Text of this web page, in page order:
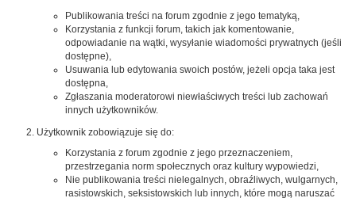
Publikowania treści na forum zgodnie z jego tematyką,
Korzystania z funkcji forum, takich jak komentowanie,
odpowiadanie na wątki, wysyłanie wiadomości prywatnych (jeśli
dostępne),
Usuwania lub edytowania swoich postów, jeżeli opcja taka jest
dostępna,
Zgłaszania moderatorowi niewłaściwych treści lub zachowań
innych użytkowników.
Użytkownik zobowiązuje się do:
Korzystania z forum zgodnie z jego przeznaczeniem,
przestrzegania norm społecznych oraz kultury wypowiedzi,
Nie publikowania treści nielegalnych, obraźliwych, wulgarnych,
rasistowskich, seksistowskich lub innych, które mogą naruszać